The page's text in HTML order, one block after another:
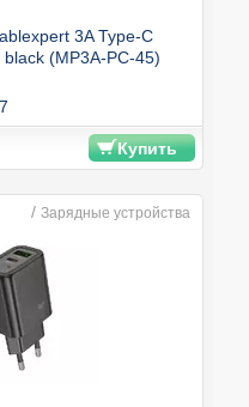
3A Type-C
(MP3A-PC-45)
Купить
/ Зарядные устройства